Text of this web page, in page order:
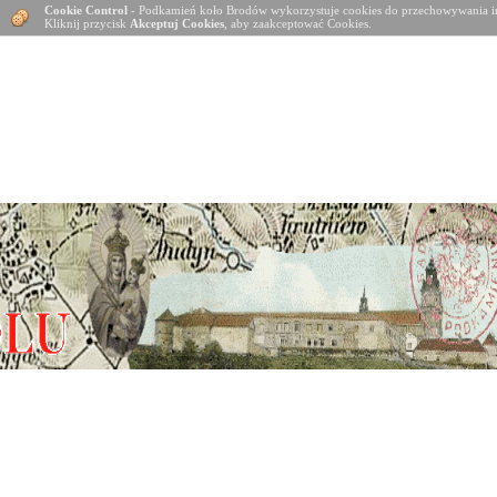
Cookie Control - Podkamień koło Brodów wykorzystuje cookies do
Kliknij przycisk Akceptuj Cookies , aby zaakceptować Cookies.